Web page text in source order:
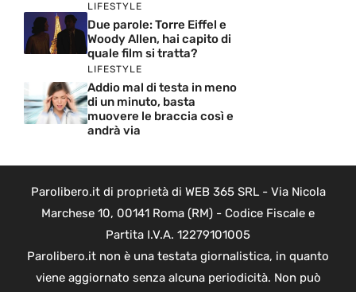
LIFESTYLE
Due parole: Torre Eiffel e
Woody Allen, hai capito di
quale film si tratta?
LIFESTYLE
Addio mal di testa in meno
di un minuto, basta
muovere le braccia così e
andrà via
Parolibero.it di proprietà di WEB 365 SRL - Via Nicola
Marchese 10, 00141 Roma (RM) - Codice Fiscale e
Partita I.V.A. 12279101005
Parolibero.it non è una testata giornalistica, in quanto
viene aggiornato senza alcuna periodicità. Non può